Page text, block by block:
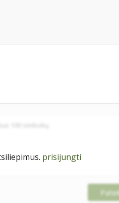
prisijungti